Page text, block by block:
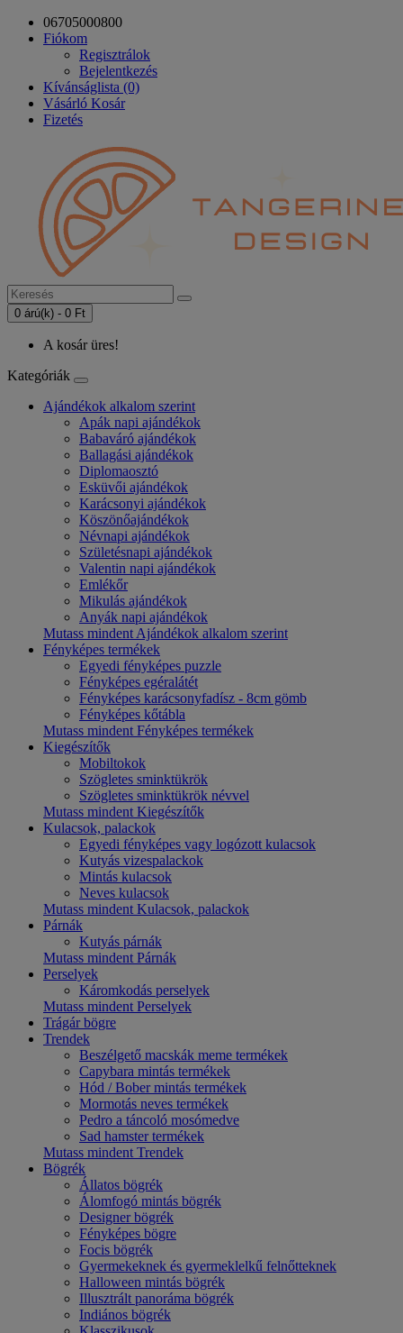
06705000800
Fiókom
Regisztrálok
Bejelentkezés
Kívánságlista (0)
Vásárló Kosár
Fizetés
0 árú(k) - 0 Ft
A kosár üres!
Kategóriák
Ajándékok alkalom szerint
Apák napi ajándékok
Babaváró ajándékok
Ballagási ajándékok
Diplomaosztó
Esküvői ajándékok
Karácsonyi ajándékok
Köszönőajándékok
Névnapi ajándékok
Születésnapi ajándékok
Valentin napi ajándékok
Emlékőr
Mikulás ajándékok
Anyák napi ajándékok
Mutass mindent Ajándékok alkalom szerint
Fényképes termékek
Egyedi fényképes puzzle
Fényképes egéralátét
Fényképes karácsonyfadísz - 8cm gömb
Fényképes kőtábla
Mutass mindent Fényképes termékek
Kiegészítők
Mobiltokok
Szögletes sminktükrök
Szögletes sminktükrök névvel
Mutass mindent Kiegészítők
Kulacsok, palackok
Egyedi fényképes vagy logózott kulacsok
Kutyás vizespalackok
Mintás kulacsok
Neves kulacsok
Mutass mindent Kulacsok, palackok
Párnák
Kutyás párnák
Mutass mindent Párnák
Perselyek
Káromkodás perselyek
Mutass mindent Perselyek
Trágár bögre
Trendek
Beszélgető macskák meme termékek
Capybara mintás termékek
Hód / Bober mintás termékek
Mormotás neves termékek
Pedro a táncoló mosómedve
Sad hamster termékek
Mutass mindent Trendek
Bögrék
Állatos bögrék
Álomfogó mintás bögrék
Designer bögrék
Fényképes bögre
Focis bögrék
Gyermekeknek és gyermeklelkű felnőtteknek
Halloween mintás bögrék
Illusztrált panoráma bögrék
Indiános bögrék